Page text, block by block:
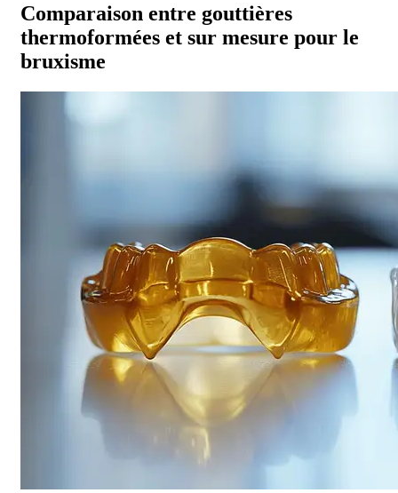
Comparaison entre gouttières
thermoformées et sur mesure pour le
bruxisme